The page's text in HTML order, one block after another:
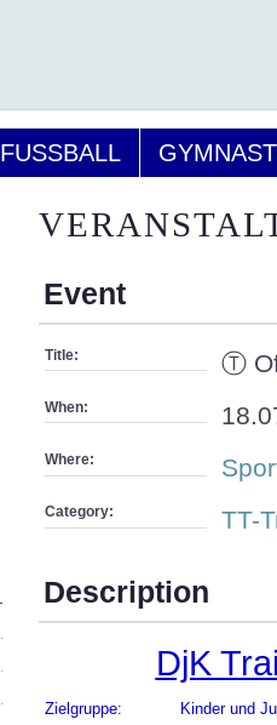
FUSSBALL
Event
Title: Ⓣ
When:
Where:
Category: TT-
Description
DjK
Zielgruppe:
Kinder und